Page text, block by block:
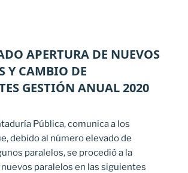
APERTURA DE NUEVOS
Y CAMBIO DE
GESTIÓN ANUAL 2020
Pública, comunica a los
debido al número elevado de
paralelos, se procedió a la
paralelos en las siguientes